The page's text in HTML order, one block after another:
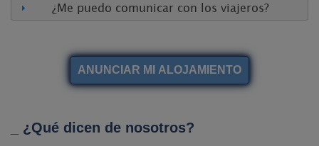
¿Me puedo comunicar con los viajeros?
_ ¿Qué dicen de nosotros?